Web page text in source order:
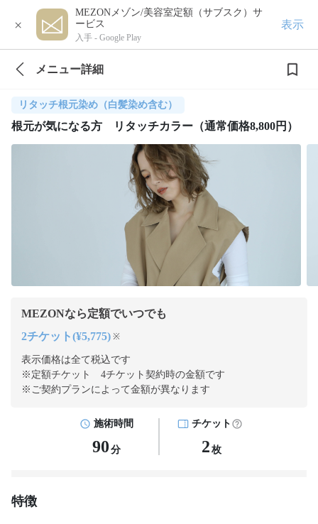
×
MEZONメゾン/美容室定額（サブスク）サ
ービス
入手 - Google Play
表示
メニュー詳細
リタッチ根元染め（白髪染め含む）
根元が気になる方 リタッチカラー（通常価格8,800円）
MEZONなら定額でいつでも
2チケット(¥5,775) ※
表示価格は全て税込です
※定額チケット 4チケット契約時の金額です
※ご契約プランによって金額が異なります
施術時間
90 分
チケット
2 枚
特徴